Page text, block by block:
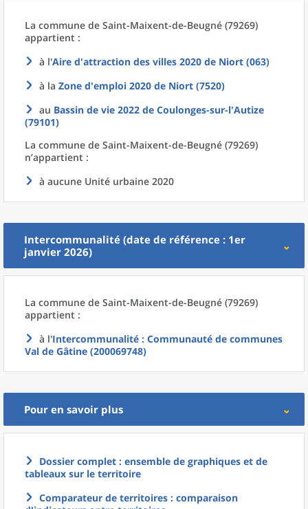
La commune de Saint-Maixent-de-Beugné (79269)
appartient :
à l'Aire d'attraction des villes 2020 de Niort (063)
à la Zone d'emploi 2020 de Niort (7520)
au Bassin de vie 2022 de Coulonges-sur-l'Autize
(79101)
La commune de Saint-Maixent-de-Beugné (79269)
n’appartient :
à aucune Unité urbaine 2020
Intercommunalité (date de référence : 1er
janvier 2026)
La commune de Saint-Maixent-de-Beugné (79269)
appartient :
à l'Intercommunalité : Communauté de communes
Val de Gâtine (200069748)
Pour en savoir plus
Dossier complet : ensemble de graphiques et de
tableaux sur le territoire
Comparateur de territoires : comparaison